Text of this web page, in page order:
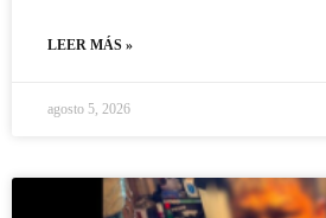
LEER MÁS »
agosto 5, 2026